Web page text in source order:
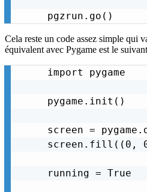
pgzrun.go()
Cela reste un code assez simple qui
équivalent avec Pygame est le
import pygame
pygame.init()
screen =
screen.fill((0,
running = True